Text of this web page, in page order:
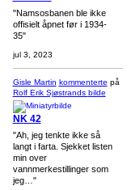
"Namsosbanen ble ikke
offisielt åpnet før i 1934-
35"
jul 3, 2023
Gisle Martin kommenterte på
Rolf Erik Sjøstrands bilde
NK 42
"Ah, jeg tenkte ikke så
langt i farta. Sjekket listen
min over
vannmerkestillinger som
jeg…"